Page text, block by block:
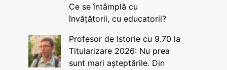
Ce se întâmplă cu
învățătorii, cu educatorii?
Profesor de Istorie cu 9.70 la
Titularizare 2026: Nu prea
sunt mari așteptările. Din